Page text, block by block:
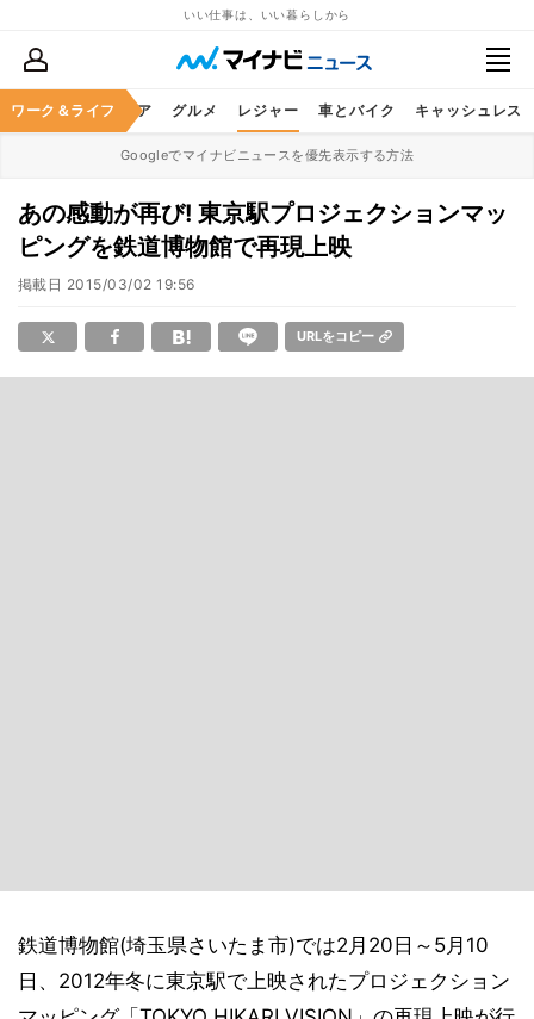
いい仕事は、いい暮らしから
ワーク＆ライフ
暮らし ヘルスケア グルメ レジャー 車とバイク キャッシュレス
Googleでマイナビニュースを優先表示する方法
あの感動が再び! 東京駅プロジェクションマッ
ピングを鉄道博物館で再現上映
掲載日 2015/03/02 19:56
URLをコピー
鉄道博物館(埼玉県さいたま市)では2月20日～5月10
日、2012年冬に東京駅で上映されたプロジェクション